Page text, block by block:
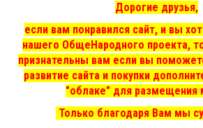
Дорогие друзья,
если вам понравился сайт, и вы
нашего ОбщеНародного проекта,
признательны вам если вы
развитие сайта и покупки
"облаке" для размещения
Только благодаря Вам мы